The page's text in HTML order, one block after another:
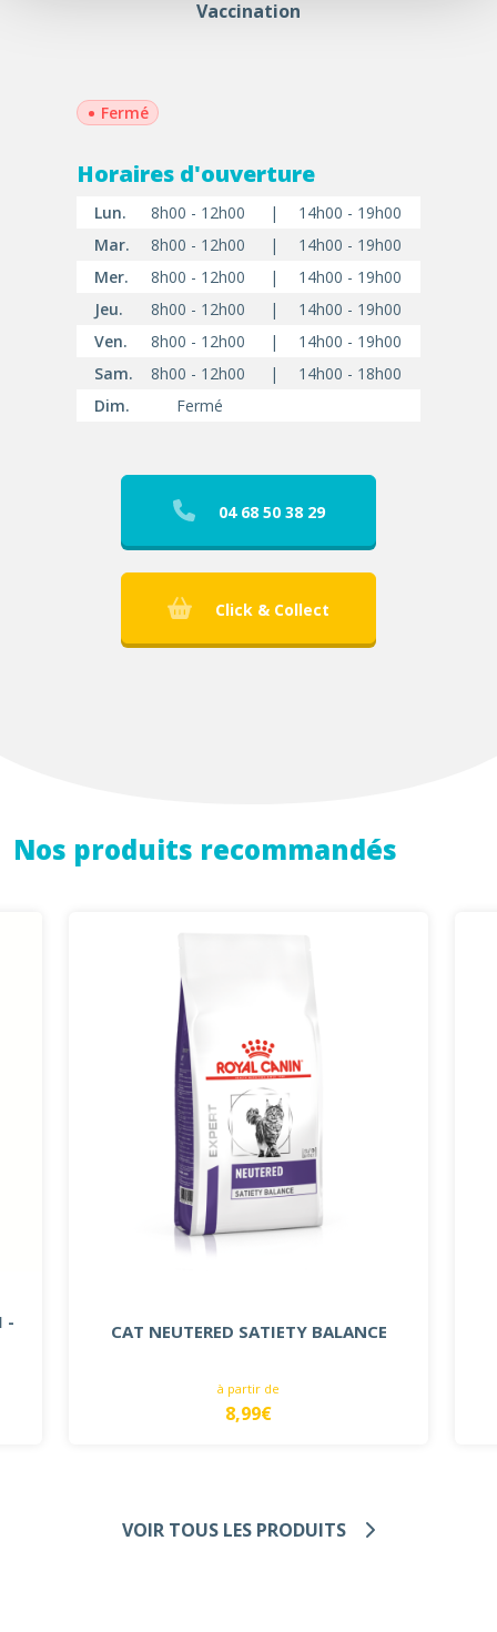
Vaccination
• Fermé
Horaires d'ouverture
Lun. 8h00 - 12h00 |
14h00 - 19h00
Mar.
8h00 - 12h00 |
14h00 - 19h00
Mer.
8h00 - 12h00 |
14h00 - 19h00
Jeu.
8h00 - 12h00 |
14h00 - 19h00
Ven.
8h00 - 12h00 |
14h00 - 19h00
Sam.
8h00 - 12h00 |
14h00 - 18h00
Dim.
Fermé
04 68 50 38 29
Click & Collect
Nos produits recommandés
- CAT NEUTERED SATIETY BALANCE
à partir de
8,99€
VOIR TOUS LES PRODUITS